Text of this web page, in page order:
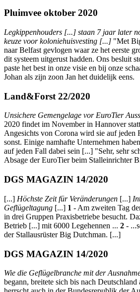
Pluimvee oktober 2020
Legkippenhouders [...] staan 7 jaar later
keuze voor koloniehuisvesting [...] "Met
naar Belfast gevlogen waar ze het eerste
dit systeem uitgerust hadden. Ons besluit
paste het best in onze visie en bij onze
Johan als zijn zoon Jan het duidelijk eens.
Land&Forst 22/2020
Unsichere Gemengelage vor EuroTier
2020 findet im November in Hannover
Angesichts von Corona wird sie auf jeden
sonst. Einige namhafte Unternehmen
auf jeden Fall dabei sein [...] "Sehr, sehr
Absage der EuroTier beim Stalleinrichter
DGS MAGAZIN 14/2020
[...] Höchste Zeit für Veränderungen [...]
Geflügeltagung [...] 1 - Am zweiten Tag
in drei Gruppen Praxisbetriebe besucht.
Betrieb [...] mit 6000 Legehennen ... 2 -
der Stallausrüster Big Dutchman. [...]
DGS MAGAZIN 14/2020
Wie die Geflügelbranche mit der
begann, breitete sich bis nach Deutschland